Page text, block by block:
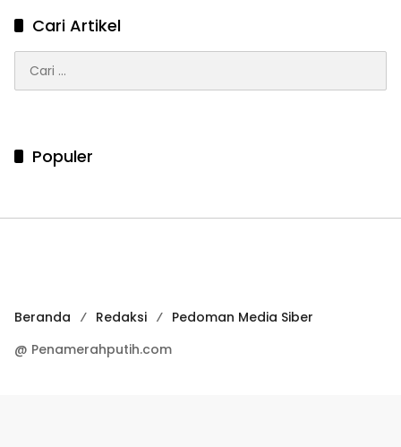
Cari Artikel
untuk:
Populer
Beranda Redaksi
Pedoman Media Siber
@ Penamerahputih.com